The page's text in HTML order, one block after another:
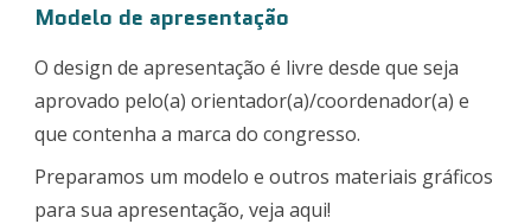
Modelo de apresentação
O design de apresentação é livre desde que seja
aprovado pelo(a) orientador(a)/coordenador(a) e
que contenha a marca do congresso.
Preparamos um modelo e outros materiais gráficos
para sua apresentação, veja aqui!